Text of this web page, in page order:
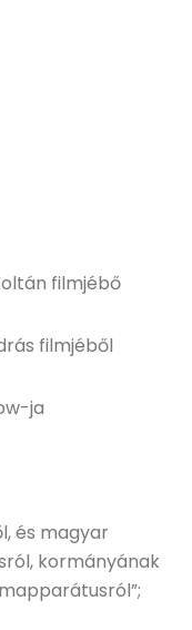
filmjébő
filmjéből
ja
és magyar
kormányának